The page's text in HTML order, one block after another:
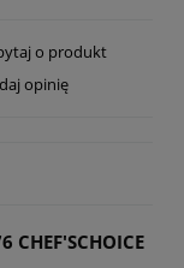
o produkt
opinię